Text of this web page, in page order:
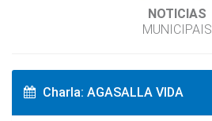
NOTICIAS
MUNICIPAIS
Charla: AGASALLA VIDA